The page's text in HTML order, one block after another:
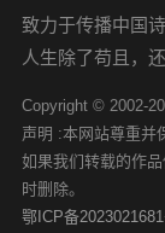
致力于传播中国诗
人生除了苟且，
Copyright © 2002-
声明 :本网站尊重并
如果我们转载的作
时删除。
鄂ICP备2023021681